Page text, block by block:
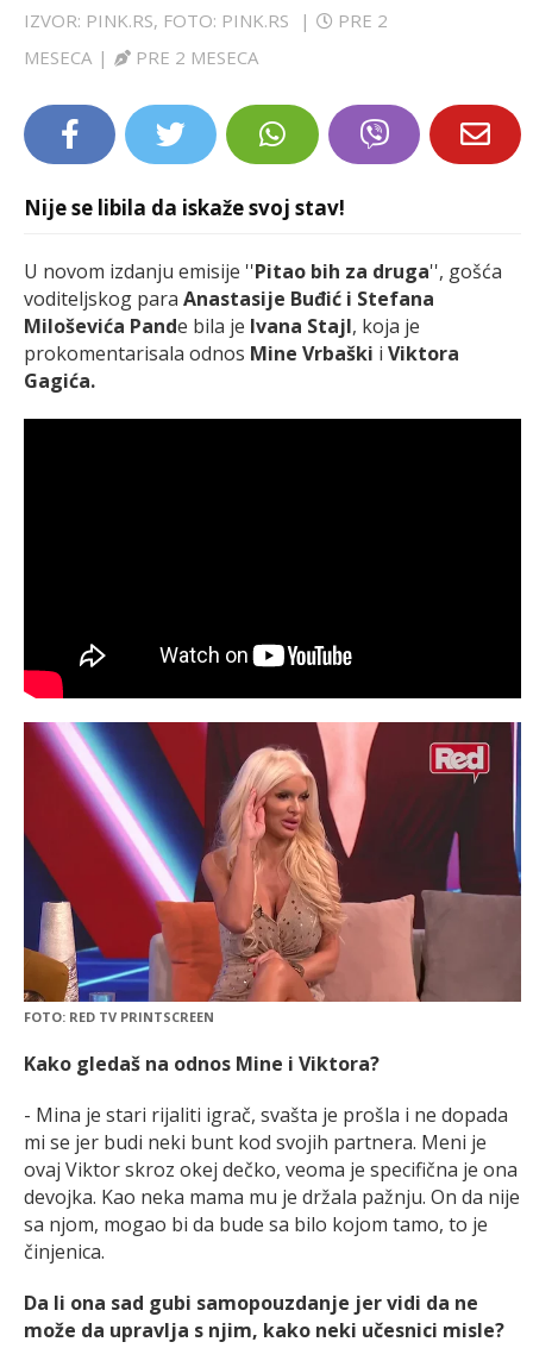
IZVOR: PINK.RS, FOTO: PINK.RS |
PRE 2
MESECA | PRE 2 MESECA
Nije se libila da iskaže svoj stav!
U novom izdanju emisije ''Pitao bih za druga'', gošća
voditeljskog para Anastasije Buđić i Stefana
Miloševića Pande bila je Ivana Stajl, koja je
prokomentarisala odnos Mine Vrbaški i Viktora
Gagića.
FOTO: RED TV PRINTSCREEN
Kako gledaš na odnos Mine i Viktora?
- Mina je stari rijaliti igrač, svašta je prošla i ne dopada
mi se jer budi neki bunt kod svojih partnera. Meni je
ovaj Viktor skroz okej dečko, veoma je specifična je ona
devojka. Kao neka mama mu je držala pažnju. On da nije
sa njom, mogao bi da bude sa bilo kojom tamo, to je
činjenica.
Da li ona sad gubi samopouzdanje jer vidi da ne
može da upravlja s njim, kako neki učesnici misle?